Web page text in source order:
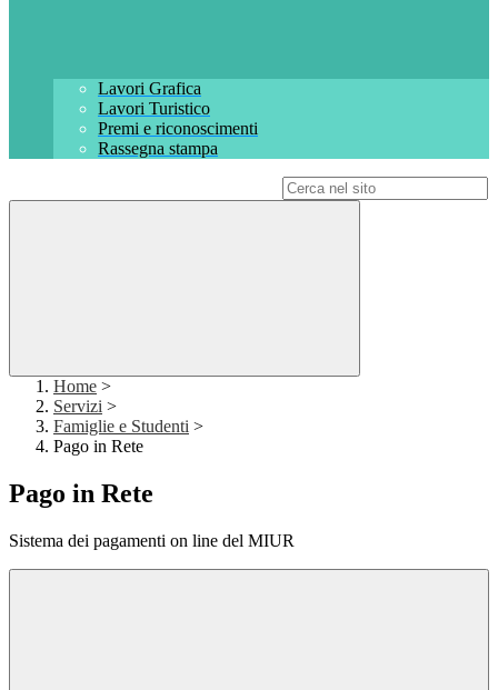
Lavori Grafica
Lavori Turistico
Premi e riconoscimenti
Rassegna stampa
Home >
Servizi >
Famiglie e Studenti >
Pago in Rete
Pago in Rete
Sistema dei pagamenti on line del MIUR